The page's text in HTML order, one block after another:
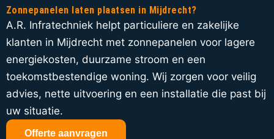
Zonnepanelen laten plaatsen in Mijdrecht?
A.R. Infratechniek helpt particuliere en zakelijke
klanten in Mijdrecht met zonnepanelen voor lagere
energiekosten, duurzame stroom en een
toekomstbestendige woning. Wij zorgen voor veilig
advies, nette uitvoering en een installatie die past bij
uw situatie.
Offerte aanvragen